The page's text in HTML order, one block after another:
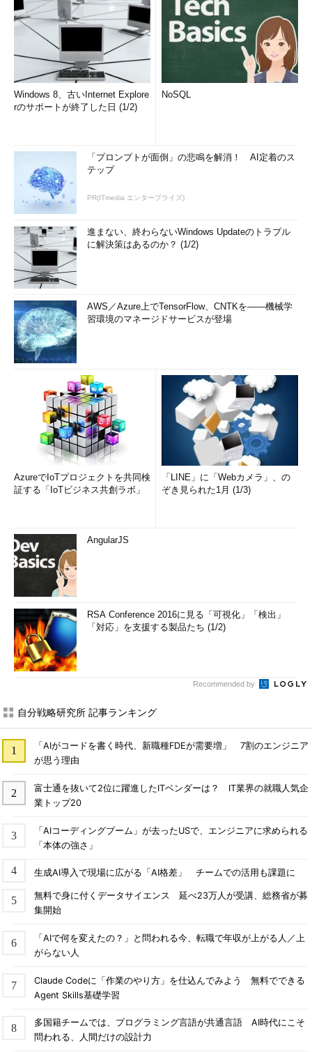
Windows 8、古いInternet Explore
rのサポートが終了した日 (1/2)
NoSQL
「プロンプトが面倒」の悲鳴を解消！ AI定着のス
テップ
PR(ITmedia エンタープライズ)
進まない、終わらないWindows Updateのトラブル
に解決策はあるのか？ (1/2)
AWS／Azure上でTensorFlow、CNTKを――機械学
習環境のマネージドサービスが登場
AzureでIoTプロジェクトを共同検
証する「IoTビジネス共創ラボ」
「LINE」に「Webカメラ」、の
ぞき見られた1月 (1/3)
AngularJS
RSA Conference 2016に見る「可視化」「検出」
「対応」を支援する製品たち (1/2)
Recommended by
自分戦略研究所 記事ランキング
「AIがコードを書く時代、新職種FDEが需要増」 7割のエンジニア
が思う理由
富士通を抜いて2位に躍進したITベンダーは？ IT業界の就職人気企
業トップ20
「AIコーディングブーム」が去ったUSで、エンジニアに求められる
「本体の強さ」
生成AI導入で現場に広がる「AI格差」 チームでの活用も課題に
無料で身に付くデータサイエンス 延べ23万人が受講、総務省が募
集開始
「AIで何を変えたの？」と問われる今、転職で年収が上がる人／上
がらない人
Claude Codeに「作業のやり方」を仕込んでみよう 無料でできる
Agent Skills基礎学習
多国籍チームでは、プログラミング言語が共通言語 AI時代にこそ
問われる、人間だけの設計力